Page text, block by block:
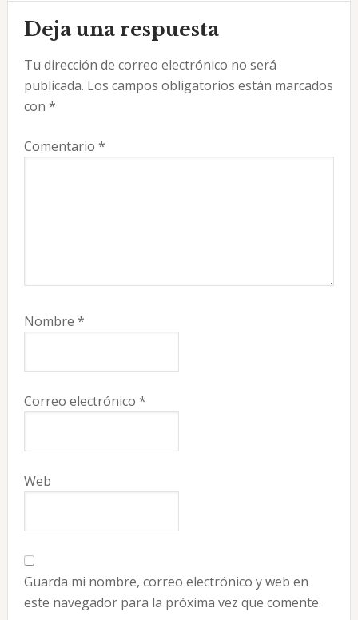
Interacciones
con
los
lectores
Deja una respuesta
Tu dirección de correo electrónico no será
publicada. Los campos obligatorios están marcados
con *
Comentario *
Nombre *
Correo electrónico *
Web
Guarda mi nombre, correo electrónico y web en
este navegador para la próxima vez que comente.